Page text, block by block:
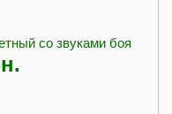
со звуками боя